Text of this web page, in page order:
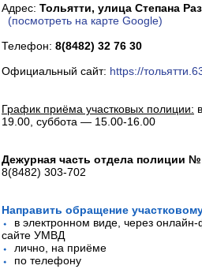
Адрес: Тольятти, улица Степана
(посмотреть на карте Google)
Телефон: 8(8482) 32 76 30
Официальный сайт: https://
График приёма участковых полиции:
19.00, суббота — 15.00-16.00
Дежурная часть отдела полиции
8(8482) 303-702
Направить обращение
⬩
в электронном виде, через
сайте УМВД
⬩
лично, на приёме
⬩
по телефону